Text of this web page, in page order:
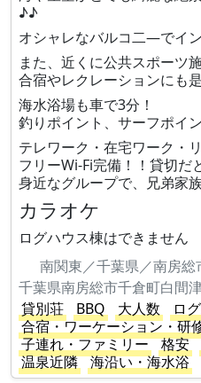
♪♪
オシャレなバルコ二―でイ
また、近くに公共スポーツ
合宿やレクレーションにも
海水浴場も車で3分！
釣りポイント、サーフポイ
テレワーク・在宅ワーク・
フリーWi-Fi完備！！貸切だ
身近なグループで、兄弟家
カラオケ
ログハウス棟はできません
南関東／千葉県／南房総
千葉県南房総市千倉町白間
貸別荘
BBQ 大人数
ロ
合宿・ワーケーション・研
子連れ・ファミリー
格安
温泉近隣
海沿い・海水浴